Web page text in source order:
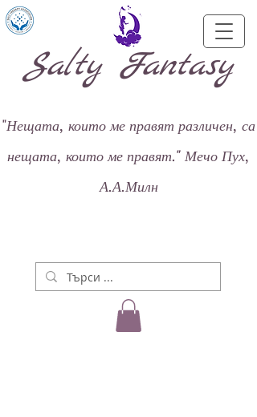
Salty Fantasy
"Нещата, които ме правят различен, са
нещата, които ме правят." Мечо Пух,
А.А.Милн